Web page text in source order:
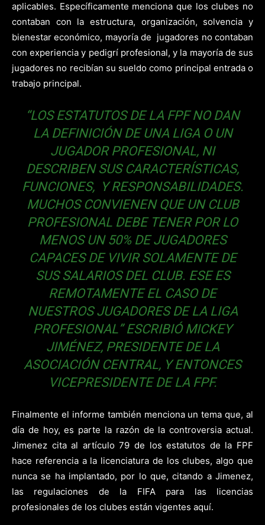
aplicables. Específicamente menciona que los clubes no
contaban con la estructura, organización, solvencia y
bienestar económico, mayoría de jugadores no contaban
con experiencia y pedigrí profesional, y la mayoría de sus
jugadores no recibían su sueldo como principal entrada o
trabajo principal.
“LOS ESTATUTOS DE LA FPF NO DAN
LA DEFINICIÓN DE UNA LIGA O UN
JUGADOR PROFESIONAL, NI
DESCRIBEN SUS CARACTERÍSTICAS,
FUNCIONES, Y RESPONSABILIDADES.
MUCHOS CONVIENEN QUE UN CLUB
PROFESIONAL DEBE TENER POR LO
MENOS UN 50% DE JUGADORES
CAPACES DE VIVIR SOLAMENTE DE
SUS SALARIOS DEL CLUB. ESE ES
REMOTAMENTE EL CASO DE
NUESTROS JUGADORES DE LA LIGA
PROFESIONAL” ESCRIBIÓ MICKEY
JIMÉNEZ, PRESIDENTE DE LA
ASOCIACIÓN CENTRAL, Y ENTONCES
VICEPRESIDENTE DE LA FPF.
Finalmente el informe también menciona un tema que, al
día de hoy, es parte la razón de la controversia actual.
Jimenez cita al artículo 79 de los estatutos de la FPF
hace referencia a la licenciatura de los clubes, algo que
nunca se ha implantado, por lo que, citando a Jimenez,
las regulaciones de la FIFA para las licencias
profesionales de los clubes están vigentes aquí.